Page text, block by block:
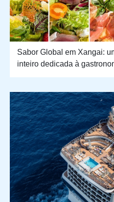
Sabor Global em Xangai:
inteiro dedicada à